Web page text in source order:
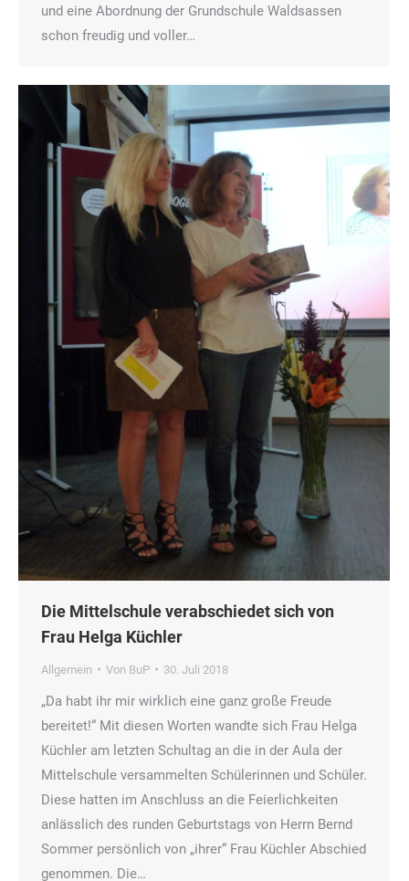
und eine Abordnung der Grundschule Waldsassen
schon freudig und voller…
Die Mittelschule verabschiedet sich von
Frau Helga Küchler
Allgemein Von BuP 30. Juli 2018
„Da habt ihr mir wirklich eine ganz große Freude
bereitet!“ Mit diesen Worten wandte sich Frau Helga
Küchler am letzten Schultag an die in der Aula der
Mittelschule versammelten Schülerinnen und Schüler.
Diese hatten im Anschluss an die Feierlichkeiten
anlässlich des runden Geburtstags von Herrn Bernd
Sommer persönlich von „ihrer“ Frau Küchler Abschied
genommen. Die…